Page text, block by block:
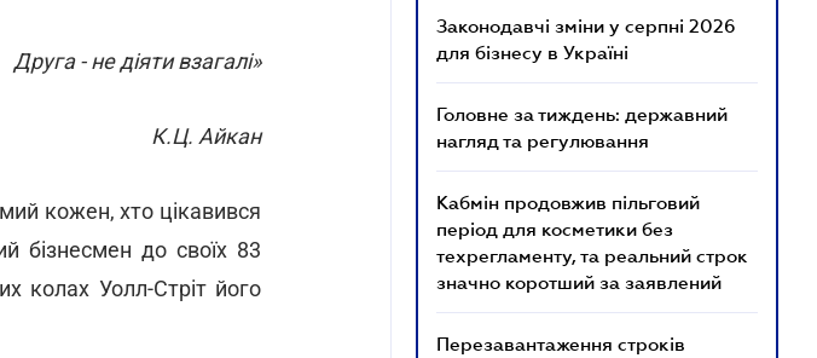
Друга - не діяти взагалі»
К.Ц. Айкан
кожен, хто цікавився
бізнесмен до своїх 83
колах Уолл-Стріт його
Законодавчі зміни у серпні 2026
для бізнесу в Україні
Головне за тиждень: державний
нагляд та регулювання
Кабмін продовжив пільговий
період для косметики без
техрегламенту, та реальний строк
значно коротший за заявлений
Перезавантаження строків